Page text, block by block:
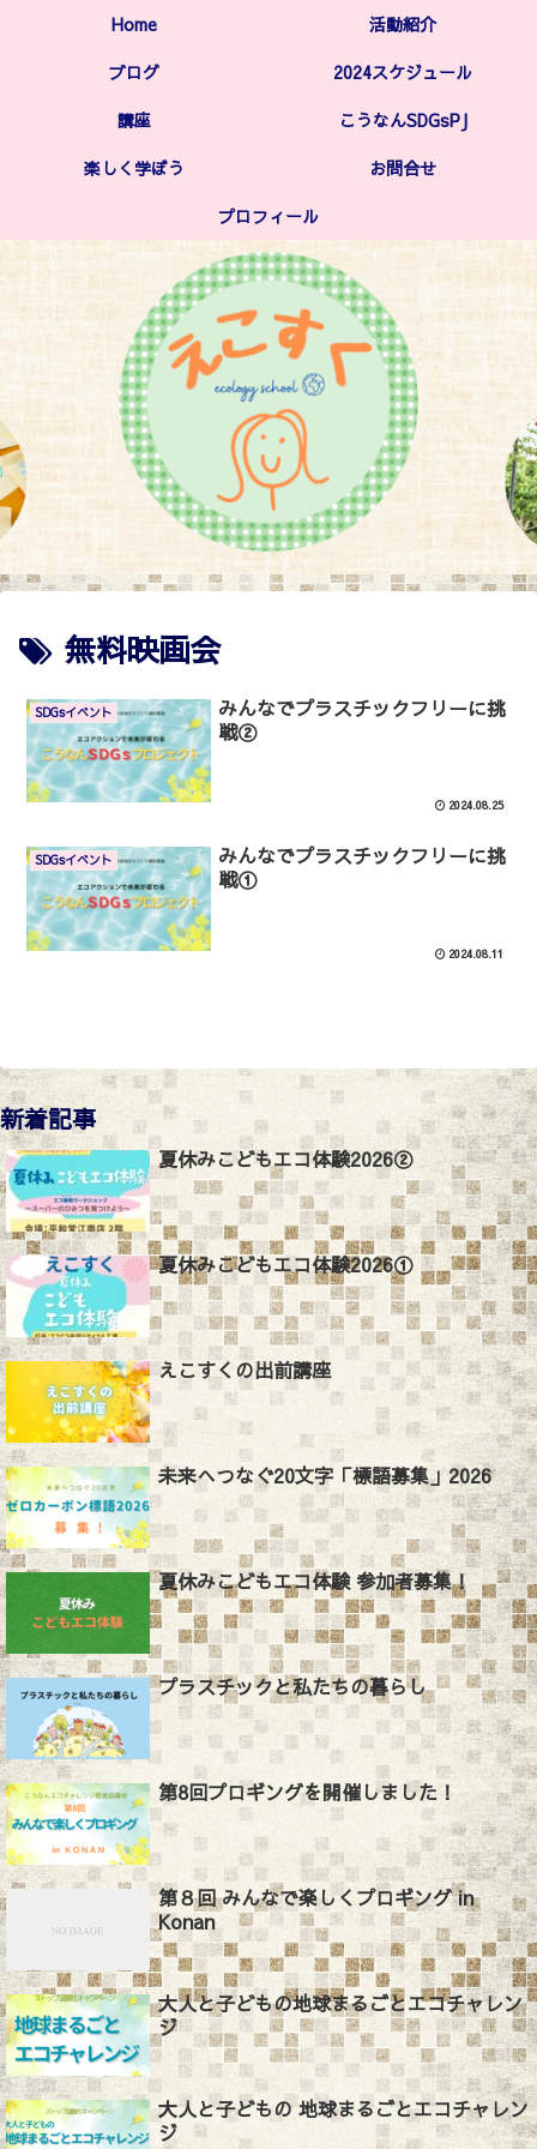
Home
活動紹介
ブログ
2024スケジュール
講座
こうなんSDGsPJ
楽しく学ぼう
お問合せ
プロフィール
無料映画会
SDGsイベント
みんなでプラスチックフリーに挑
戦②
2024.08.25
SDGsイベント
みんなでプラスチックフリーに挑
戦①
2024.08.11
新着記事
夏休みこどもエコ体験2026②
夏休みこどもエコ体験2026①
えこすくの出前講座
未来へつなぐ20文字「標語募集」2026
夏休みこどもエコ体験 参加者募集！
プラスチックと私たちの暮らし
第8回プロギングを開催しました！
第８回 みんなで楽しくプロギング in
Konan
大人と子どもの地球まるごとエコチャレン
ジ
大人と子どもの 地球まるごとエコチャレン
ジ